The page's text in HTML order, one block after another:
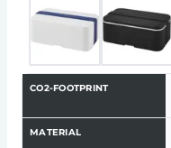
CO2-FOOTPRINT
MATERIAL